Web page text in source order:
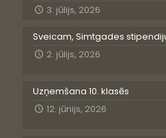
3. jūlijs, 2026
Sveicam, Simtgades
2. jūlijs, 2026
Uzņemšana 10. klasēs
12. jūnijs, 2026